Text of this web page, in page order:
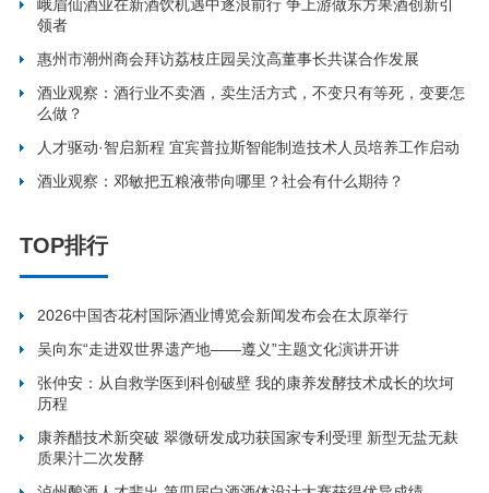
峨眉仙酒业在新酒饮机遇中逐浪前行 争上游做东方果酒创新引
领者
惠州市潮州商会拜访荔枝庄园吴汶高董事长共谋合作发展
酒业观察：酒行业不卖酒，卖生活方式，不变只有等死，变要怎
么做？
人才驱动·智启新程 宜宾普拉斯智能制造技术人员培养工作启动
酒业观察：邓敏把五粮液带向哪里？社会有什么期待？
TOP排行
2026中国杏花村国际酒业博览会新闻发布会在太原举行
吴向东“走进双世界遗产地——遵义”主题文化演讲开讲
张仲安：从自救学医到科创破壁 我的康养发酵技术成长的坎坷
历程
康养醋技术新突破 翠微研发成功获国家专利受理 新型无盐无麸
质果汁二次发酵